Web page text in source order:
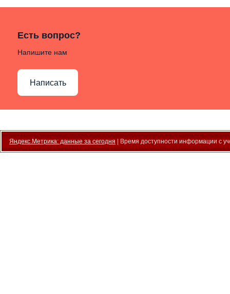
Есть вопрос?
Напишите нам
Написать
Яндекс.Метрика: данные за сегодня | Время доступности информации с